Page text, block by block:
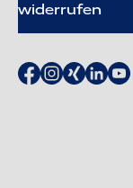
widerrufen